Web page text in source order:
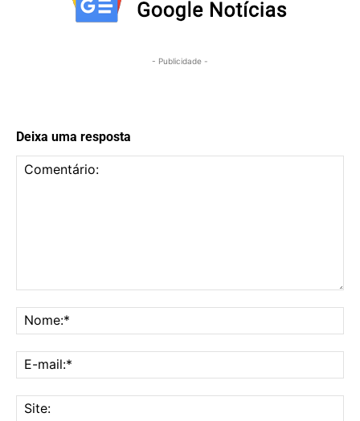
- Publicidade -
Deixa uma resposta